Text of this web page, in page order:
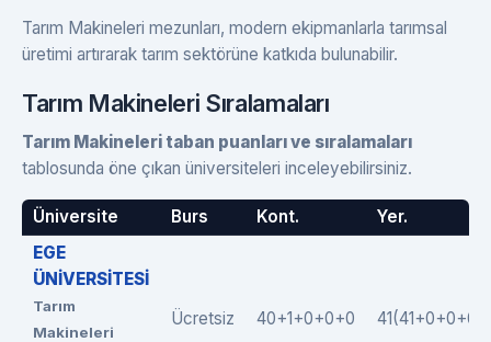
Tarım Makineleri mezunları, modern ekipmanlarla tarımsal
üretimi artırarak tarım sektörüne katkıda bulunabilir.
Tarım Makineleri Sıralamaları
Tarım Makineleri taban puanları ve sıralamaları
tablosunda öne çıkan üniversiteleri inceleyebilirsiniz.
Üniversite Burs Kont.
Yer.
EGE
ÜNİVERSİTESİ
Tarım
Makineleri
Ücretsiz 40+1+0+0+0